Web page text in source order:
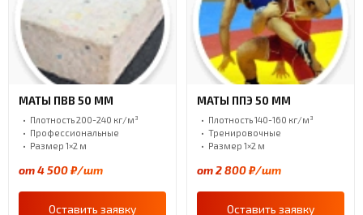
МАТЫ ПВВ 50 ММ
Плотность 200-240 кг/м³
Профессиональные
Размер 1×2 м
от 4 500 ₽/шт
Оставить заявку
МАТЫ ППЭ 50 ММ
Плотность 140-160 кг/м³
Тренировочные
Размер 1×2 м
от 2 800 ₽/шт
Оставить заявку